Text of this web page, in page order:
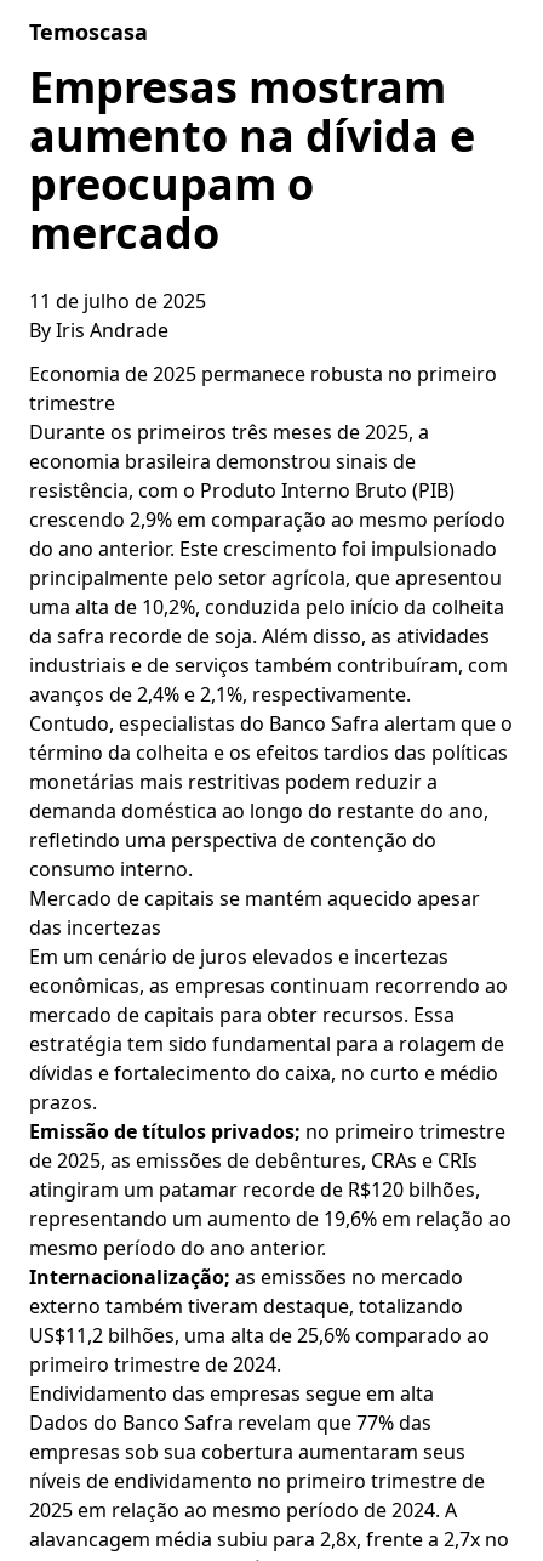
Temoscasa
Empresas mostram
aumento na dívida e
preocupam o
mercado
11 de julho de 2025
ByIris Andrade
Economia de 2025 permanece robusta no primeiro
trimestre
Durante os primeiros três meses de 2025, a
economia brasileira demonstrou sinais de
resistência, com o Produto Interno Bruto (PIB)
crescendo 2,9% em comparação ao mesmo período
do ano anterior. Este crescimento foi impulsionado
principalmente pelo setor agrícola, que apresentou
uma alta de 10,2%, conduzida pelo início da colheita
da safra recorde de soja. Além disso, as atividades
industriais e de serviços também contribuíram, com
avanços de 2,4% e 2,1%, respectivamente.
Contudo, especialistas do Banco Safra alertam que o
término da colheita e os efeitos tardios das políticas
monetárias mais restritivas podem reduzir a
demanda doméstica ao longo do restante do ano,
refletindo uma perspectiva de contenção do
consumo interno.
Mercado de capitais se mantém aquecido apesar
das incertezas
Em um cenário de juros elevados e incertezas
econômicas, as empresas continuam recorrendo ao
mercado de capitais para obter recursos. Essa
estratégia tem sido fundamental para a rolagem de
dívidas e fortalecimento do caixa, no curto e médio
prazos.
Emissão de títulos privados; no primeiro trimestre
de 2025, as emissões de debêntures, CRAs e CRIs
atingiram um patamar recorde de R$120 bilhões,
representando um aumento de 19,6% em relação ao
mesmo período do ano anterior.
Internacionalização; as emissões no mercado
externo também tiveram destaque, totalizando
US$11,2 bilhões, uma alta de 25,6% comparado ao
primeiro trimestre de 2024.
Endividamento das empresas segue em alta
Dados do Banco Safra revelam que 77% das
empresas sob sua cobertura aumentaram seus
níveis de endividamento no primeiro trimestre de
2025 em relação ao mesmo período de 2024. A
alavancagem média subiu para 2,8x, frente a 2,7x no